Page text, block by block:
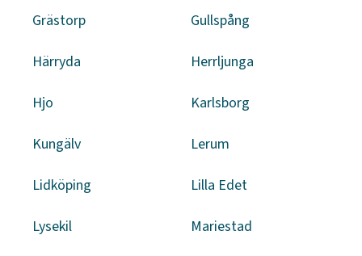
Grästorp Gullspång
Härryda Herrljunga
Hjo Karlsborg
Kungälv Lerum
Lidköping Lilla Edet
Lysekil Mariestad